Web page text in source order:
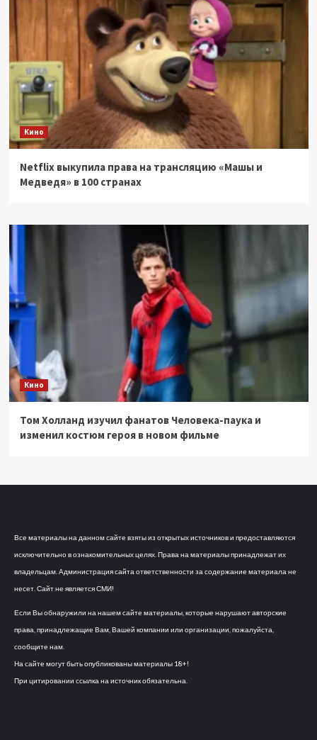
Кино
Netflix выкупила права на трансляцию «Машы и
Медведя» в 100 странах
Кино
Том Холланд изучил фанатов Человека-паука и
изменил костюм героя в новом фильме
Все материалы на данном сайте взяты из открытых источников и предоставляются
исключительно в ознакомительных целях. Права на материалы принадлежат их
владельцам. Администрация сайта ответственности за содержание материала не
несет. Сайт не является СМИ!
Если Вы обнаружили на нашем сайте материалы, которые нарушают авторские
права, принадлежащие Вам, Вашей компании или организации, пожалуйста,
сообщите нам.
На сайте могут быть опубликованы материалы 18+!
При цитировании ссылка на источник обязательна.